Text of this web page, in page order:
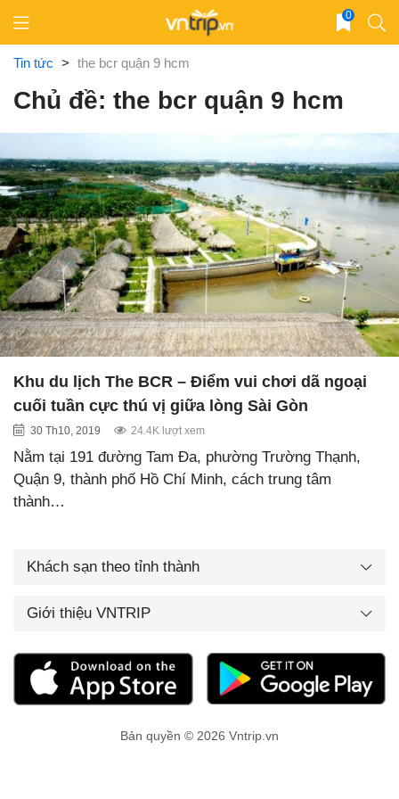
content
0
Tin tức > the bcr quận 9 hcm
Chủ đề: the bcr quận 9 hcm
Khu du lịch The BCR – Điểm vui chơi dã ngoại
cuối tuần cực thú vị giữa lòng Sài Gòn
30 Th10, 2019 24.4K lượt xem
Nằm tại 191 đường Tam Đa, phường Trường Thạnh,
Quận 9, thành phố Hồ Chí Minh, cách trung tâm
thành…
Khách sạn theo tỉnh thành
Giới thiệu VNTRIP
Bản quyền © 2026 Vntrip.vn